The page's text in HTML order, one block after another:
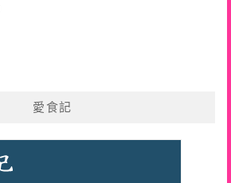
愛食記